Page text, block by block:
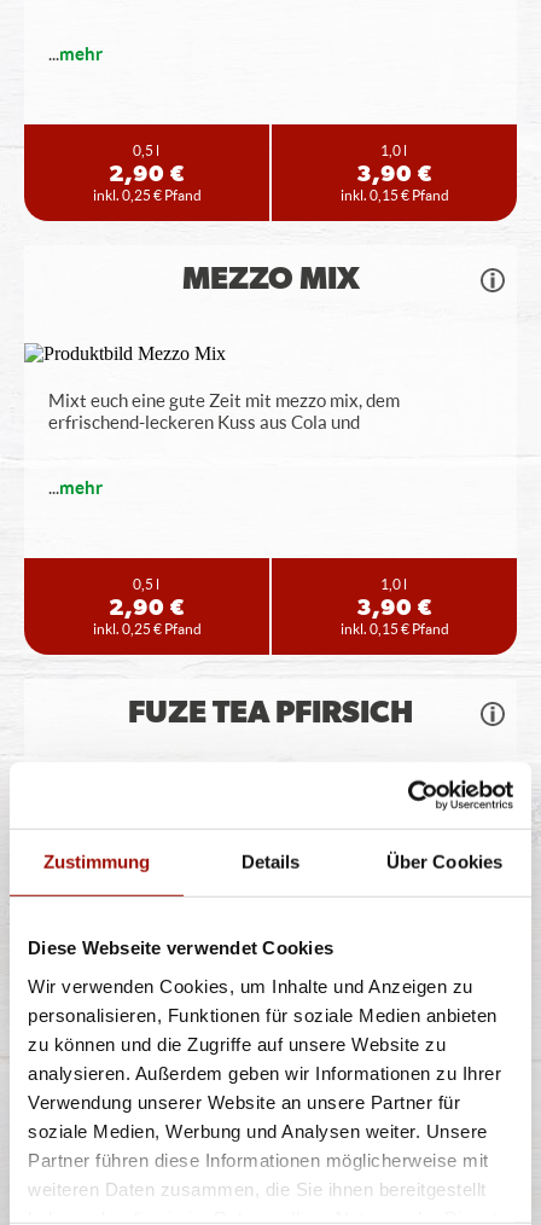
Zustimmung Details Über Cookies
Diese Webseite verwendet Cookies
Wir verwenden Cookies, um Inhalte und Anzeigen zu
personalisieren, Funktionen für soziale Medien anbieten
zu können und die Zugriffe auf unsere Website zu
analysieren. Außerdem geben wir Informationen zu Ihrer
Verwendung unserer Website an unsere Partner für
soziale Medien, Werbung und Analysen weiter. Unsere
Partner führen diese Informationen möglicherweise mit
weiteren Daten zusammen, die Sie ihnen bereitgestellt
...mehr
0,5 l
2,90 €
inkl. 0,25 € Pfand
1,0 l
3,90 €
inkl. 0,15 € Pfand
MEZZO MIX
Mixt euch eine gute Zeit mit mezzo mix, dem
erfrischend-leckeren Kuss aus Cola und
...mehr
0,5 l
2,90 €
inkl. 0,25 € Pfand
1,0 l
3,90 €
inkl. 0,15 € Pfand
FUZE TEA PFIRSICH
Fuze Tea Schwarzer Tee Pfirsich ist eine
außergewöhnliche Fusion aus dem Guten des
0,4l
2,90 €
VIO MEDIUM